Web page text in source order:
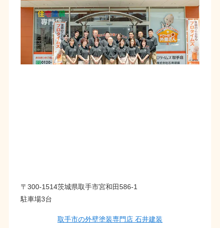
〒300-1514茨城県取手市宮和田586-1
駐車場3台
取手市の外壁塗装専門店 石井建装